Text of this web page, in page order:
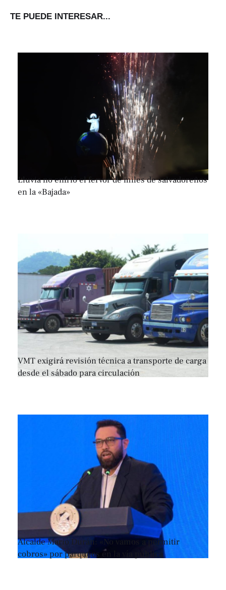
TE PUEDE INTERESAR...
Lluvia no enfrió el fervor de miles de salvadoreños
en la «Bajada»
VMT exigirá revisión técnica a transporte de carga
desde el sábado para circulación
Alcalde Mario Durán: «No vamos a permitir
cobros» por parqueos en la vía pública